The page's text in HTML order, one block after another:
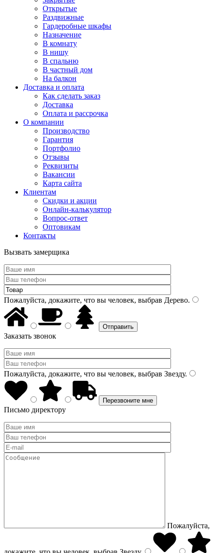
Открытые
Раздвижные
Гардеробные шкафы
Назначение
В комнату
В нишу
В спальню
В частный дом
На балкон
Доставка и оплата
Как сделать заказ
Доставка
Оплата и рассрочка
О компании
Производство
Гарантия
Портфолио
Отзывы
Реквизиты
Вакансии
Карта сайта
Клиентам
Скидки и акции
Онлайн-калькулятор
Вопрос-ответ
Оптовикам
Контакты
Вызвать замерщика
Пожалуйста, докажите, что вы человек, выбрав Дерево.
Заказать звонок
Пожалуйста, докажите, что вы человек, выбрав Звезду.
Письмо директору
Пожалуйста,